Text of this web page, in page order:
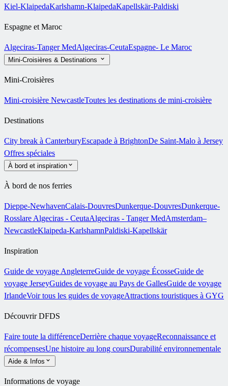
Kiel-KlaipedaKarlshamn-KlaipedaKapellskär-Paldiski
Espagne et Maroc
Algeciras-Tanger MedAlgeciras-CeutaEspagne- Le Maroc
Mini-Croisières & Destinations
Mini-Croisières
Mini-croisière NewcastleToutes les destinations de mini-croisière
Destinations
City break à CanterburyEscapade à BrightonDe Saint-Malo à Jersey
Offres spéciales
À bord et inspiration
À bord de nos ferries
Dieppe-NewhavenCalais-DouvresDunkerque-DouvresDunkerque-
Rosslare Algeciras - CeutaAlgeciras - Tanger MedAmsterdam–
NewcastleKlaipeda-KarlshamnPaldiski-Kapellskär
Inspiration
Guide de voyage AngleterreGuide de voyage ÉcosseGuide de
voyage JerseyGuides de voyage au Pays de GallesGuide de voyage
IrlandeVoir tous les guides de voyageAttractions touristiques à GYG
Découvrir DFDS
Faire toute la différenceDerrière chaque voyageReconnaissance et
récompensesUne histoire au long coursDurabilité environnementale
Aide & Infos
Informations de voyage